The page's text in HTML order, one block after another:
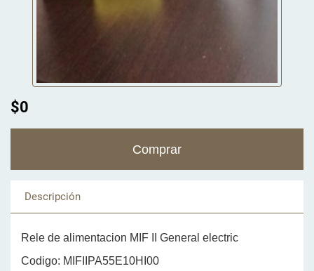
$0
Descripción
Rele de alimentacion MIF II General electric
Codigo: MIFIIPA55E10HI00